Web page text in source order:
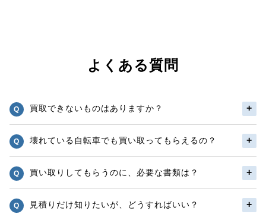
よくある質問
買取できないものはありますか？
壊れている自転車でも買い取ってもらえるの？
買い取りしてもらうのに、必要な書類は？
見積りだけ知りたいが、どうすればいい？